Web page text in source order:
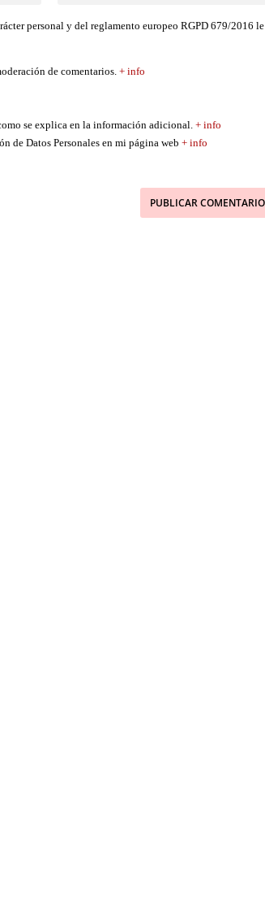
personal y del reglamento europeo RGPD 679/2016 le
de comentarios.+ info
se explica en la información adicional.+ info
de Datos Personales en mi página web+ info